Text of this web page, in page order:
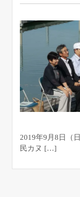
2019年9月8日（
民カヌ […]